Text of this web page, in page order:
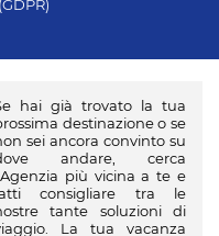
hai già trovato la tua
destinazione o se
sei ancora convinto su
andare, cerca
più vicina a te e
consigliare tra le
tante soluzioni di
La tua vacanza